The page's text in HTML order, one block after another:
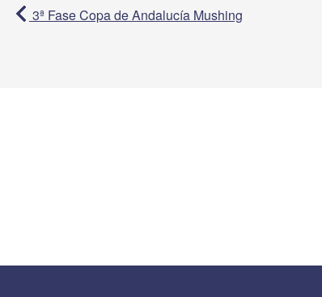
3ª Fase Copa de Andalucía Mushing